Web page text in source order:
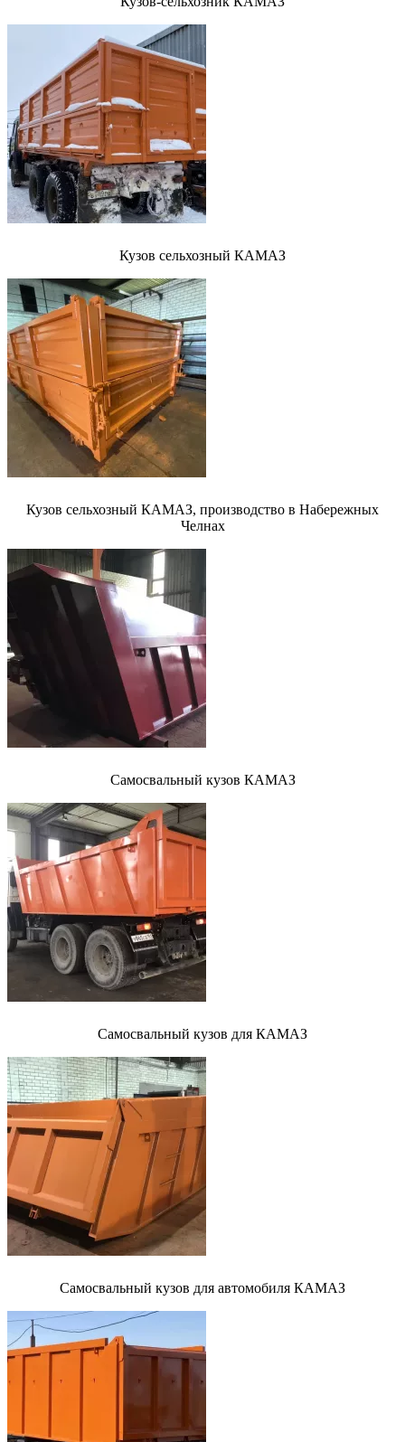
Кузов сельхозный КАМАЗ
Кузов сельхозный КАМАЗ, производство в Набережных
Челнах
Самосвальный кузов КАМАЗ
Самосвальный кузов для КАМАЗ
Самосвальный кузов для автомобиля КАМАЗ